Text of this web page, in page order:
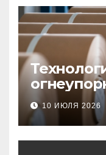
картона
волокна
10 ИЮЛЯ 2026